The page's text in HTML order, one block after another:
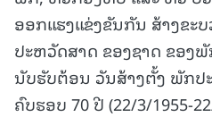
ອອກແຮງແຂ່ງຂັນກັນ ສ້າງຂະ
ປະຫວັດສາດ ຂອງຊາດ ຂອງ
ນັບຮັບຕ້ອນ ວັນສ້າງຕັ້ງ ພັກປ
ຄົບຮອບ 70 ປີ (22/3/1955-